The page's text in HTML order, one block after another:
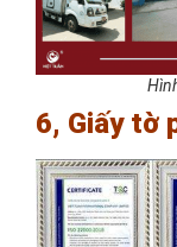
6, Giấy tờ